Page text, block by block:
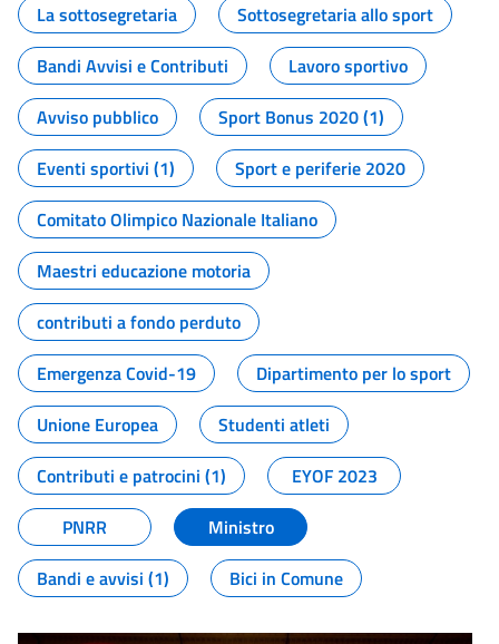
La sottosegretaria
Sottosegretaria allo sport
Bandi Avvisi e Contributi
Lavoro sportivo
Avviso pubblico
Sport Bonus 2020 (1)
Eventi sportivi (1)
Sport e periferie 2020
Comitato Olimpico Nazionale Italiano
Maestri educazione motoria
contributi a fondo perduto
Emergenza Covid-19
Dipartimento per lo sport
Unione Europea
Studenti atleti
Contributi e patrocini (1)
EYOF 2023
PNRR
Ministro
Bandi e avvisi (1)
Bici in Comune